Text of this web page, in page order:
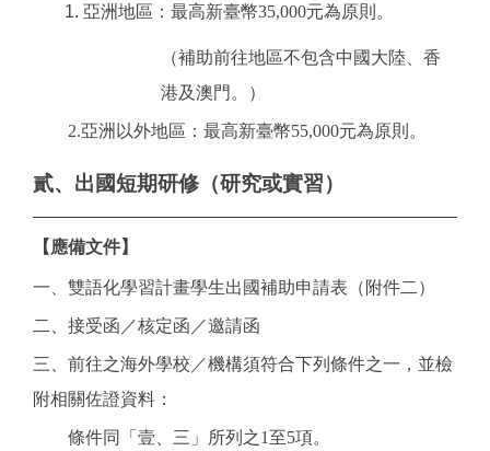
亞洲地區：最高新臺幣35,000元為原則。
（補助前往地區不包含中國大陸、香
港及澳門。）
2.亞洲以外地區：最高新臺幣55,000元為原則。
貳、出國短期研修（研究或實習）
【應備文件】
一、雙語化學習計畫學生出國補助申請表（附件二）
二、接受函／核定函／邀請函
三、前往之海外學校／機構須符合下列條件之一，並檢
附相關佐證資料：
條件同「壹、三」所列之1至5項。